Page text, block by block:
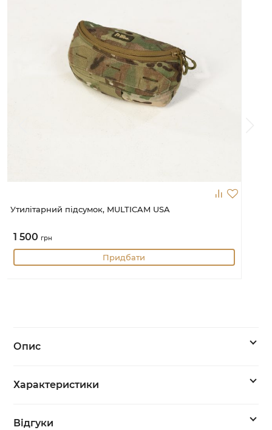
Утилітарний підсумок, MULTICAM USA
1 500 грн
Придбати
Опис
Характеристики
Відгуки